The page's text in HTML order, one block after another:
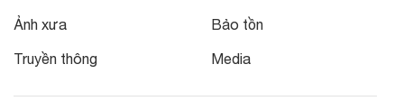
Ảnh xưa
Truyền thông
Bảo tồn
Media